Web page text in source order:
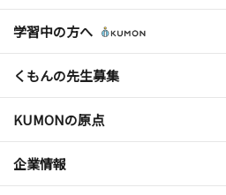
学習中の方へ
くもんの先生募集
KUMONの原点
企業情報